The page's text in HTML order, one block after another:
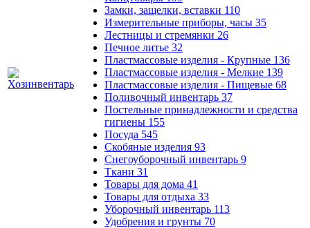
Замки, защелки, вставки 110
Измерительные приборы, часы 35
Лестницы и стремянки 26
Печное литье 32
Пластмассовые изделия - Крупные 136
Пластмассовые изделия - Мелкие 139
Пластмассовые изделия - Пищевые 68
Поливочный инвентарь 37
Постельные принадлежности и средства
гигиены 155
Посуда 545
Скобяные изделия 93
Снегоуборочный инвентарь 9
Ткани 31
Товары для дома 41
Товары для отдыха 33
Уборочный инвентарь 113
Удобрения и грунты 70